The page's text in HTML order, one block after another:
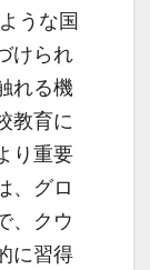
うな国
けられ
れる機
教育に
り重要
、グロ
、クウ
に習得